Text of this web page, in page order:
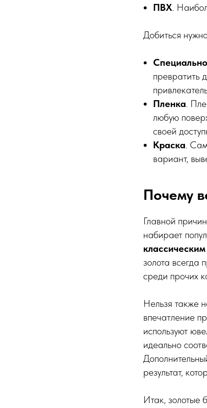
ПВХ.
Добиться
превратить
Пленка.
любую
своей
Краска.
вариант,
Почему
Главной
набирает
золота всегда
среди прочих
Нельзя также
впечатление
используют
идеально
результат,
Итак, золотые